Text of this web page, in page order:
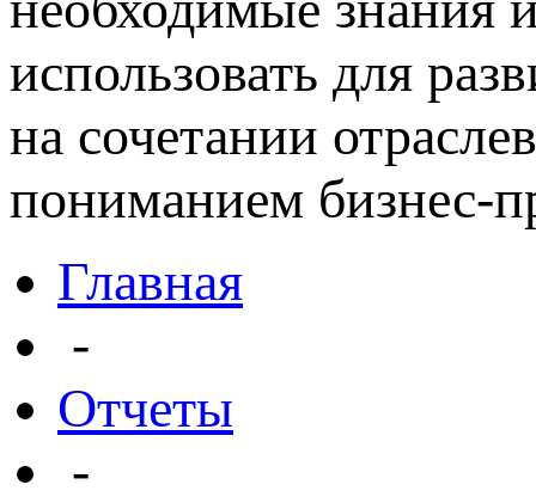
использовать для
на сочетании
пониманием бизнес-
Главная
-
Отчеты
-